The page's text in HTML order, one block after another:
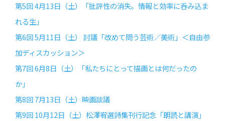
第5回 4月13日（土）「批評性の消失。情報と効率に呑み込ま
れる生」
第6回 5月11日（土） 討議「改めて問う芸術／美術」＜自由参
加ディスカッション＞
第7回 6月8日（土）「私たちにとって描画とは何だったの
か」
第8回 7月13日（土）映画談議
第9回 10月12日（土）松澤宥選詩集刊行記念「朗読と講演」